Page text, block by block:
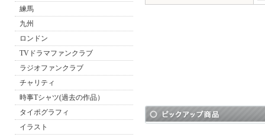
練馬
九州
ロンドン
TVドラマファンクラブ
ラジオファンクラブ
チャリティ
時事Tシャツ(過去の作品）
タイポグラフィ
イラスト